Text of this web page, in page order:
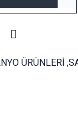
ÜRÜNLERİ